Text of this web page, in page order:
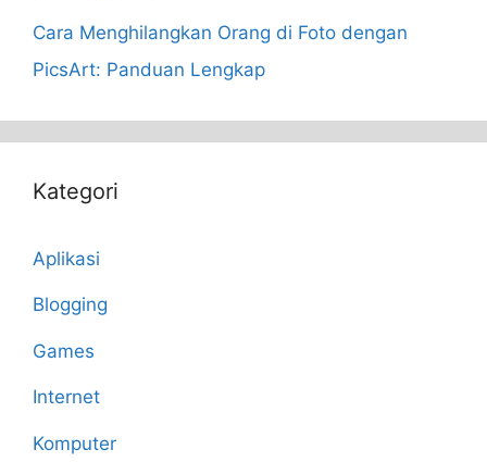
Cara Menghilangkan Orang di Foto dengan
PicsArt: Panduan Lengkap
Kategori
Aplikasi
Blogging
Games
Internet
Komputer